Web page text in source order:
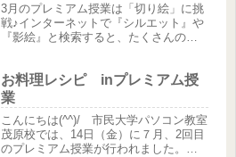
3月のプレミアム授業は「切り絵」に挑
戦♪インターネットで『シルエット』や
『影絵』と検索すると、たくさんの可
絵」講座などアップロードされていま
す。教室ではインターネッ...
お料理レシピ inプレミアム授
業
こんにちは(^^)/ 市民大学パソコン教室
茂原校では、14日（金）に７月、2回目
のプレミアム授業が行われました。参